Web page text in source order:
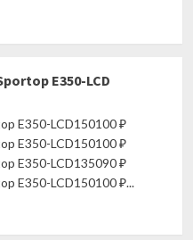
E350-LCD
E350-LCD150100 ₽
E350-LCD150100 ₽
E350-LCD135090 ₽
E350-LCD150100 ₽...